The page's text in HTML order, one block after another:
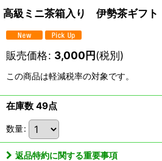
高級ミニ茶箱入り 伊勢茶ギフト
販売価格: 3,000円(税別)
この商品は軽減税率の対象です。
在庫数 49点
数量:
返品特約に関する重要事項